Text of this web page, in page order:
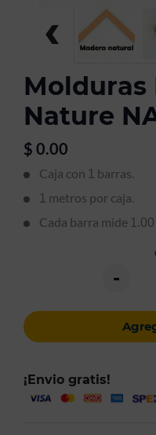
‹
Molduras
Nature
$ 0.00
Caja con 1 barras.
1 metros por caja.
Cada barra mide 1.00
-
¡Envio gratis!